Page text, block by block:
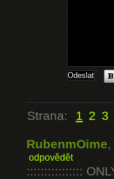
Strana: 1 2 3
RubenmOime,
odpovědět
::::::::::::::::